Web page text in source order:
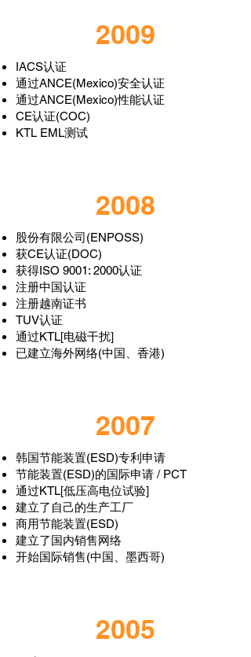
2009
IACS认证
通过ANCE(Mexico)安全认证
通过ANCE(Mexico)性能认证
CE认证(COC)
KTL EML测试
2008
股份有限公司(ENPOSS)
获CE认证(DOC)
获得ISO 9001: 2000认证
注册中国认证
注册越南证书
TUV认证
通过KTL[电磁干扰]
已建立海外网络(中国、香港)
2007
韩国节能装置(ESD)专利申请
节能装置(ESD)的国际申请 / PCT
通过KTL[低压高电位试验]
建立了自己的生产工厂
商用节能装置(ESD)
建立了国内销售网络
开始国际销售(中国、墨西哥)
2005